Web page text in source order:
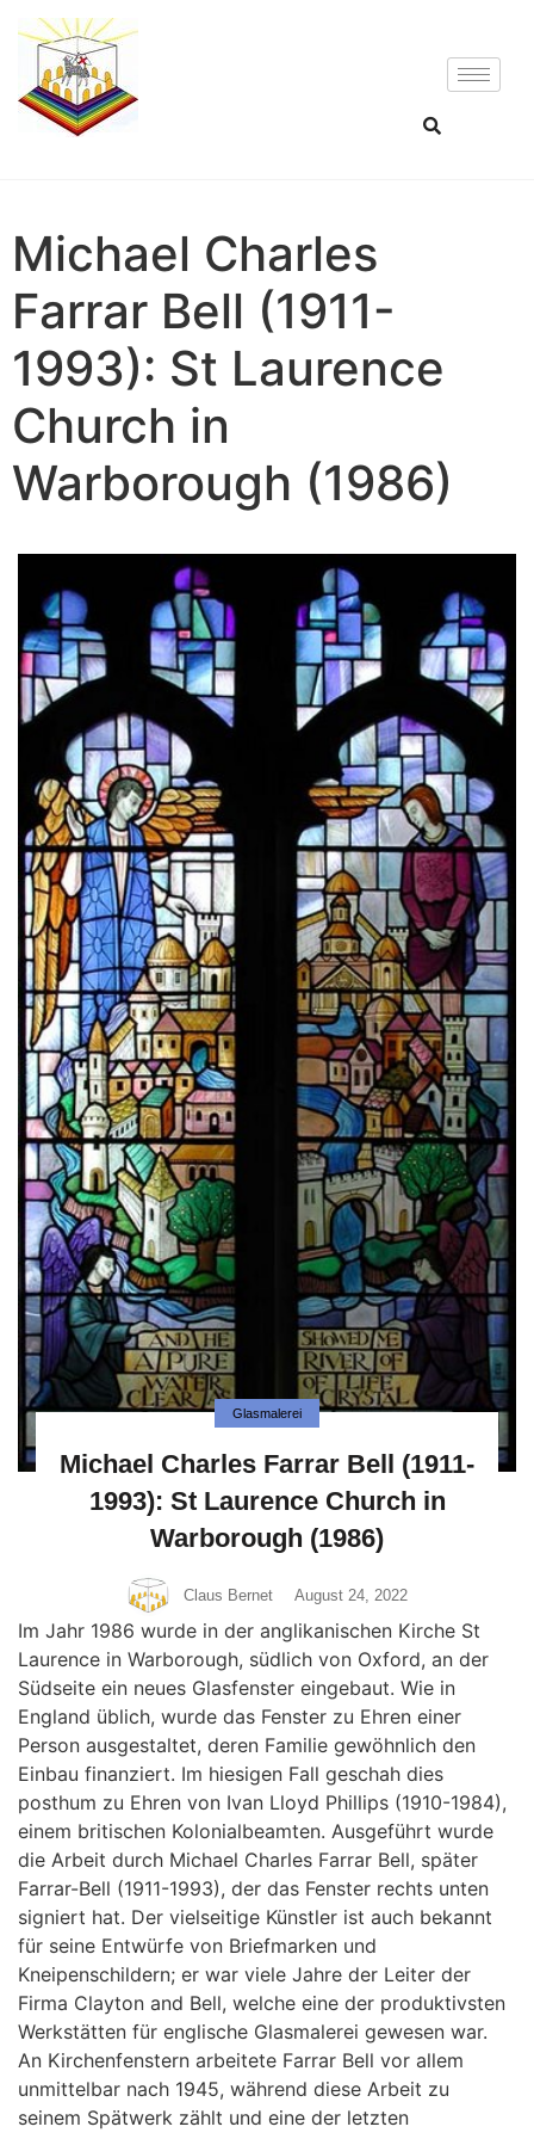
Michael Charles
Farrar Bell (1911-
1993): St Laurence
Church in
Warborough (1986)
Glasmalerei
Michael Charles Farrar Bell (1911-
1993): St Laurence Church in
Warborough (1986)
Claus Bernet August 24, 2022
Im Jahr 1986 wurde in der anglikanischen Kirche St
Laurence in Warborough, südlich von Oxford, an der
Südseite ein neues Glasfenster eingebaut. Wie in
England üblich, wurde das Fenster zu Ehren einer
Person ausgestaltet, deren Familie gewöhnlich den
Einbau finanziert. Im hiesigen Fall geschah dies
posthum zu Ehren von Ivan Lloyd Phillips (1910-1984),
einem britischen Kolonialbeamten. Ausgeführt wurde
die Arbeit durch Michael Charles Farrar Bell, später
Farrar-Bell (1911-1993), der das Fenster rechts unten
signiert hat. Der vielseitige Künstler ist auch bekannt
für seine Entwürfe von Briefmarken und
Kneipenschildern; er war viele Jahre der Leiter der
Firma Clayton and Bell, welche eine der produktivsten
Werkstätten für englische Glasmalerei gewesen war.
An Kirchenfenstern arbeitete Farrar Bell vor allem
unmittelbar nach 1945, während diese Arbeit zu
seinem Spätwerk zählt und eine der letzten